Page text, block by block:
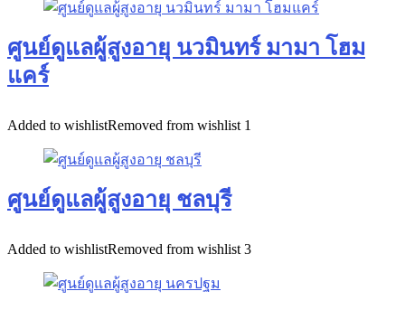
ศูนย์ดูแลผู้สูงอายุ นวมินทร์ มามา โฮม
แคร์
Added to wishlistRemoved from wishlist 1
ศูนย์ดูแลผู้สูงอายุ ชลบุรี
Added to wishlistRemoved from wishlist 3